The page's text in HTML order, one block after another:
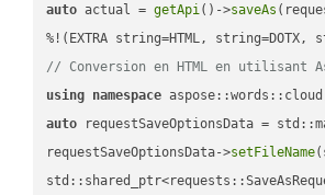
auto actual = getApi()->saveAs
// Conversion en HTML en utilisant
using namespace
auto requestSaveOptionsData =
requestSaveOptionsData->setFileName